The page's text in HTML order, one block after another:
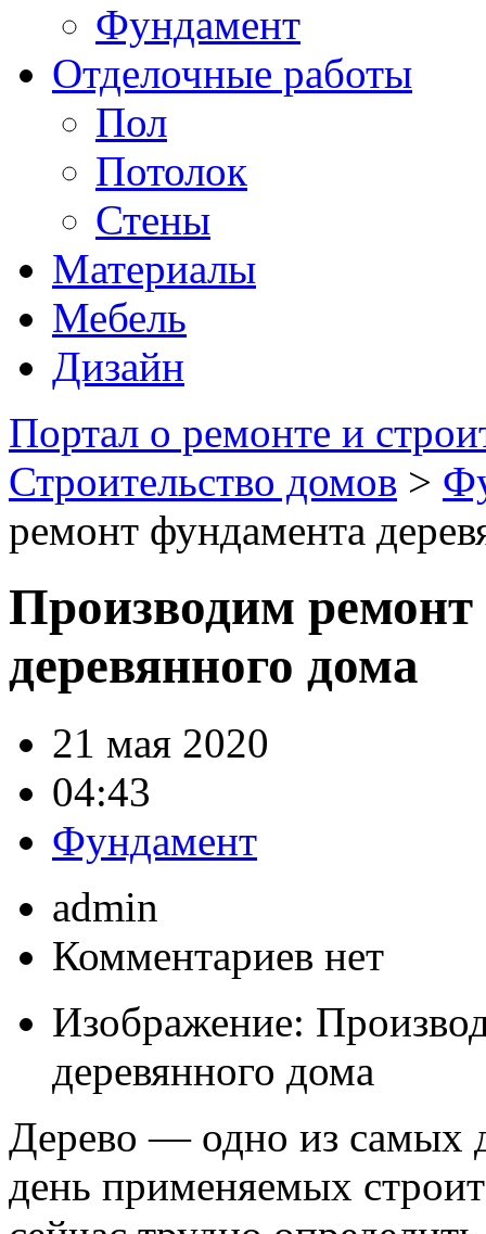
Фундамент
Отделочные работы
Пол
Потолок
Стены
Материалы
Мебель
Дизайн
Портал о ремонте и
Строительство домов >
ремонт фундамента
Производим
деревянного дома
21 мая 2020
04:43
Фундамент
admin
Комментариев нет
Изображение:
деревянного дома
Дерево — одно из самых
день применяемых